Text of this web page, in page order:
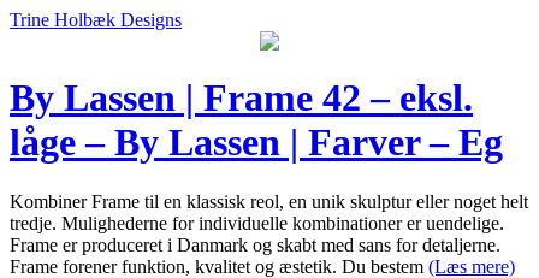
Trine Holbæk Designs
By Lassen | Frame 42 – eksl.
låge – By Lassen | Farver – Eg
Kombiner Frame til en klassisk reol, en unik skulptur eller noget helt
tredje. Mulighederne for individuelle kombinationer er uendelige.
Frame er produceret i Danmark og skabt med sans for detaljerne.
Frame forener funktion, kvalitet og æstetik. Du bestem (Læs mere)